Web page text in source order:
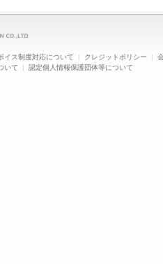
イス制度対応について | クレジットポリシー |
いて | 認定個人情報保護団体等について